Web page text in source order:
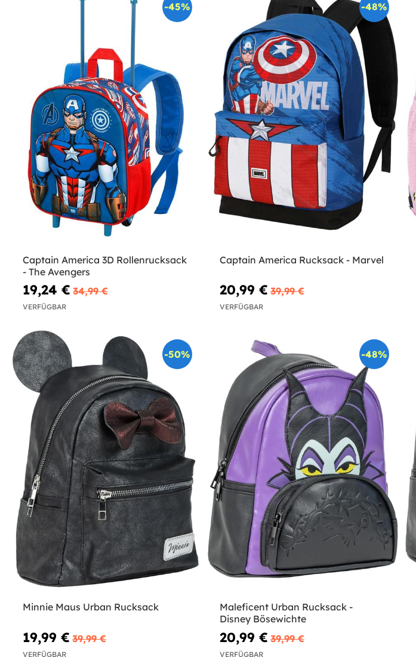
-45%
Captain America 3D Rollenrucksack
- The Avengers
19,24 € 34,99 €
VERFÜGBAR
-48%
Captain America Rucksack - Marvel
20,99 € 39,99 €
VERFÜGBAR
-50%
Minnie Maus Urban Rucksack
19,99 € 39,99 €
VERFÜGBAR
-48%
Maleficent Urban Rucksack -
Disney Bösewichte
20,99 € 39,99 €
VERFÜGBAR